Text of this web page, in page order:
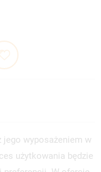
jego wyposażeniem w
użytkowania będzie